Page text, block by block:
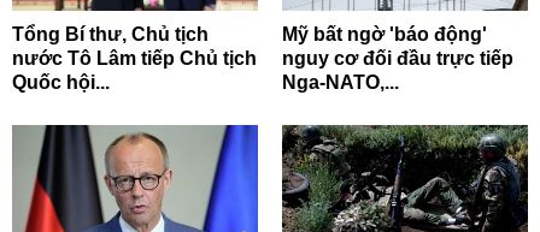
Tổng Bí thư, Chủ tịch
nước Tô Lâm tiếp Chủ tịch
Quốc hội...
Mỹ bất ngờ 'báo động'
nguy cơ đối đầu trực tiếp
Nga-NATO,...